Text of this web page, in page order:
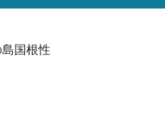
国根性